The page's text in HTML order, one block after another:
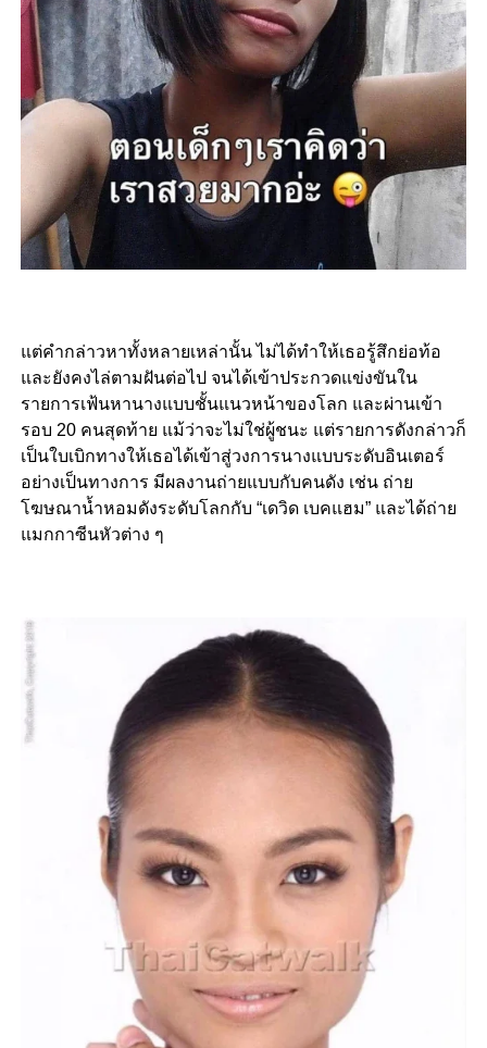
แต่คำกล่าวหาทั้งหลายเหล่านั้น ไม่ได้ทำให้เธอรู้สึกย่อท้อ
และยังคงไล่ตามฝันต่อไป จนได้เข้าประกวดแข่งขันใน
รายการเฟ้นหานางแบบชั้นแนวหน้าของโลก และผ่านเข้า
รอบ 20 คนสุดท้าย แม้ว่าจะไม่ใช่ผู้ชนะ แต่รายการดังกล่าวก็
เป็นใบเบิกทางให้เธอได้เข้าสู่วงการนางแบบระดับอินเตอร์
อย่างเป็นทางการ มีผลงานถ่ายแบบกับคนดัง เช่น ถ่าย
โฆษณาน้ำหอมดังระดับโลกกับ “เดวิด เบคแฮม” และได้ถ่าย
แมกกาซีนหัวต่าง ๆ